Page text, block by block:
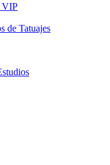
VIP
de Tatuajes